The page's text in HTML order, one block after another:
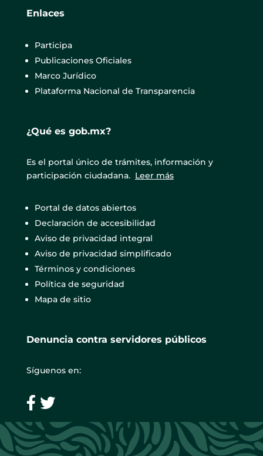
Enlaces
Participa
Publicaciones Oficiales
Marco Jurídico
Plataforma Nacional de Transparencia
¿Qué es gob.mx?
Es el portal único de trámites, información y
participación ciudadana. Leer más
Portal de datos abiertos
Declaración de accesibilidad
Aviso de privacidad integral
Aviso de privacidad simplificado
Términos y condiciones
Política de seguridad
Mapa de sitio
Denuncia contra servidores públicos
Síguenos en: